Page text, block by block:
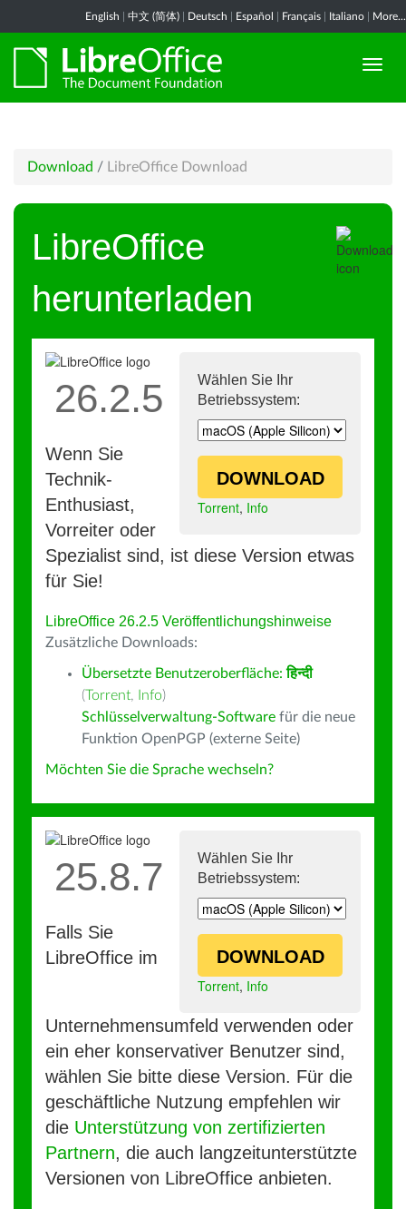
English 中文 (简体) Deutsch Español Français Italiano More...
Download / LibreOffice Download
LibreOffice
herunterladen
Wählen Sie Ihr
Betriebssystem:
DOWNLOAD
Torrent, Info
26.2.5
Wenn Sie
Technik-
Enthusiast,
Vorreiter oder
Spezialist sind, ist diese Version etwas
für Sie!
LibreOffice 26.2.5 Veröffentlichungshinweise
Zusätzliche Downloads:
Übersetzte Benutzeroberfläche:हिन्दी
(Torrent, Info)
Schlüsselverwaltung-Software für die neue
Funktion OpenPGP (externe Seite)
Möchten Sie die Sprache wechseln?
Wählen Sie Ihr
Betriebssystem:
DOWNLOAD
Torrent, Info
25.8.7
Falls Sie
LibreOffice im
Unternehmensumfeld verwenden oder
ein eher konservativer Benutzer sind,
wählen Sie bitte diese Version. Für die
geschäftliche Nutzung empfehlen wir
die Unterstützung von zertifizierten
Partnern, die auch langzeitunterstützte
Versionen von LibreOffice anbieten.